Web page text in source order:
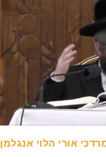
אורי הלוי אנגלמן